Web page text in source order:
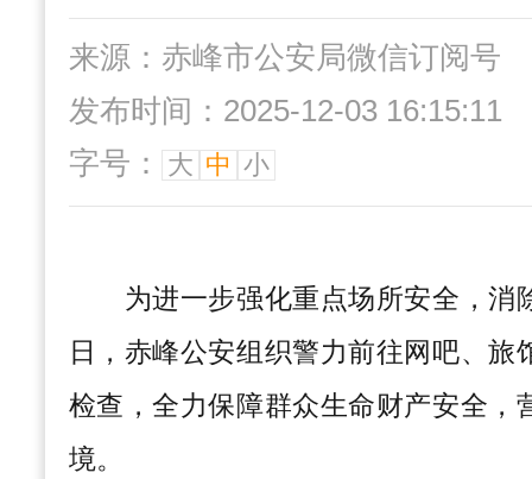
来源：赤峰市公安局微信订阅号
发布时间：2025-12-03 16:15:11
字号：
大 中 小
为进一步强化重点场所安全，消
日，赤峰公安组织警力前往网吧、旅
检查，全力保障群众生命财产安全，
境。